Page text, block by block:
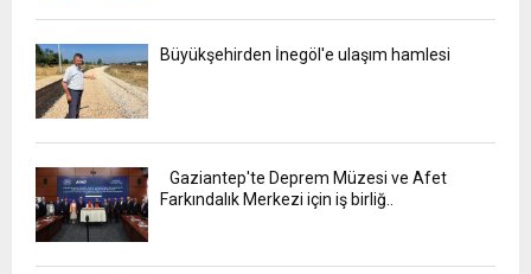
Büyükşehirden İnegöl'e ulaşım hamlesi
Gaziantep'te Deprem Müzesi ve Afet
Farkındalık Merkezi için iş birliğ..